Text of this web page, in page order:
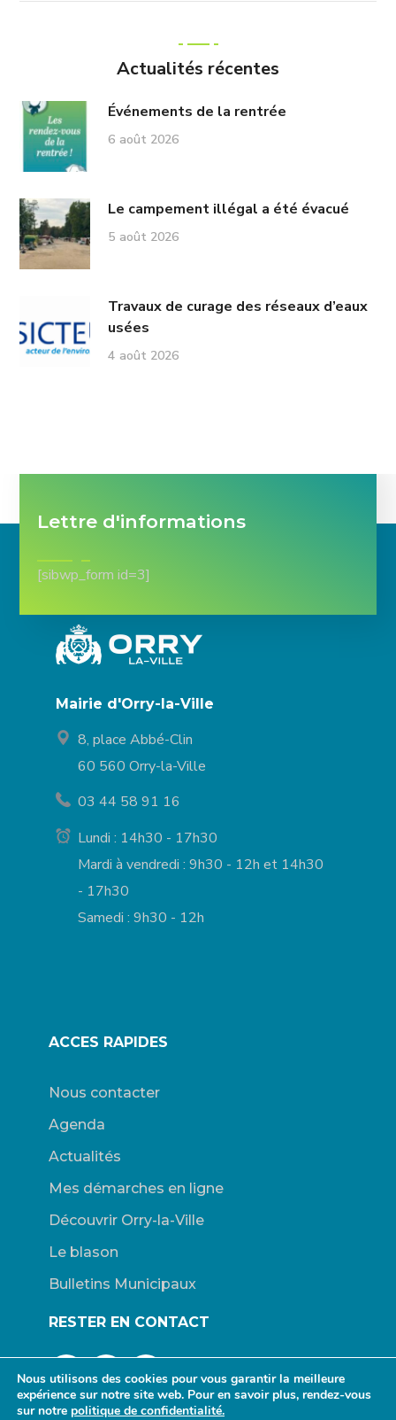
Actualités récentes
Événements de la rentrée
6 août 2026
Le campement illégal a été évacué
5 août 2026
Travaux de curage des réseaux d’eaux
usées
4 août 2026
Lettre d'informations
[sibwp_form id=3]
Mairie d'Orry-la-Ville
8, place Abbé-Clin
60 560 Orry-la-Ville
03 44 58 91 16
Lundi : 14h30 - 17h30
Mardi à vendredi : 9h30 - 12h et 14h30
- 17h30
Samedi : 9h30 - 12h
ACCES RAPIDES
Nous contacter
Agenda
Actualités
Mes démarches en ligne
Découvrir Orry-la-Ville
Le blason
Bulletins Municipaux
RESTER EN CONTACT
Nous utilisons des cookies pour vous garantir la meilleure
expérience sur notre site web. Pour en savoir plus, rendez-vous
sur notre politique de confidentialité.